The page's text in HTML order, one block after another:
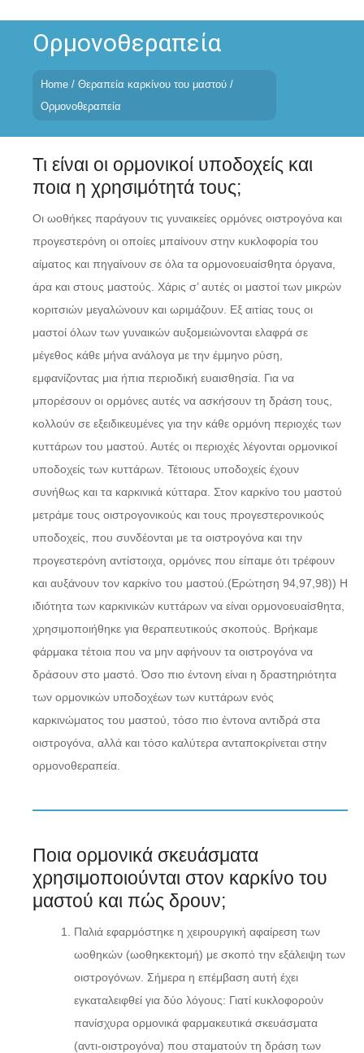
contentΟρμονοθεραπεία
Home / Θεραπεία καρκίνου του μαστού /
Ορμονοθεραπεία
Τι είναι οι ορμονικοί υποδοχείς και
ποια η χρησιμότητά τους;
Οι ωοθήκες παράγουν τις γυναικείες ορμόνες οιστρογόνα και
προγεστερόνη οι οποίες μπαίνουν στην κυκλοφορία του
αίματος και πηγαίνουν σε όλα τα ορμονοευαίσθητα όργανα,
άρα και στους μαστούς. Χάρις σ’ αυτές οι μαστοί των μικρών
κοριτσιών μεγαλώνουν και ωριμάζουν. Εξ αιτίας τους οι
μαστοί όλων των γυναικών αυξομειώνονται ελαφρά σε
μέγεθος κάθε μήνα ανάλογα με την έμμηνο ρύση,
εμφανίζοντας μια ήπια περιοδική ευαισθησία. Για να
μπορέσουν οι ορμόνες αυτές να ασκήσουν τη δράση τους,
κολλούν σε εξειδικευμένες για την κάθε ορμόνη περιοχές των
κυττάρων του μαστού. Αυτές οι περιοχές λέγονται ορμονικοί
υποδοχείς των κυττάρων. Τέτοιους υποδοχείς έχουν
συνήθως και τα καρκινικά κύτταρα. Στον καρκίνο του μαστού
μετράμε τους οιστρογονικούς και τους προγεστερονικούς
υποδοχείς, που συνδέονται με τα οιστρογόνα και την
προγεστερόνη αντίστοιχα, ορμόνες που είπαμε ότι τρέφουν
και αυξάνουν τον καρκίνο του μαστού.(Ερώτηση 94,97,98)) Η
ιδιότητα των καρκινικών κυττάρων να είναι ορμονοευαίσθητα,
χρησιμοποιήθηκε για θεραπευτικούς σκοπούς. Βρήκαμε
φάρμακα τέτοια που να μην αφήνουν τα οιστρογόνα να
δράσουν στο μαστό. Όσο πιο έντονη είναι η δραστηριότητα
των ορμονικών υποδοχέων των κυττάρων ενός
καρκινώματος του μαστού, τόσο πιο έντονα αντιδρά στα
οιστρογόνα, αλλά και τόσο καλύτερα ανταποκρίνεται στην
ορμονοθεραπεία.
Ποια ορμονικά σκευάσματα
χρησιμοποιούνται στον καρκίνο του
μαστού και πώς δρουν;
Παλιά εφαρμόστηκε η χειρουργική αφαίρεση των
ωοθηκών (ωοθηκεκτομή) με σκοπό την εξάλειψη των
οιστρογόνων. Σήμερα η επέμβαση αυτή έχει
εγκαταλειφθεί για δύο λόγους: Γιατί κυκλοφορούν
πανίσχυρα ορμονικά φαρμακευτικά σκευάσματα
(αντι-οιστρογόνα) που σταματούν τη δράση των